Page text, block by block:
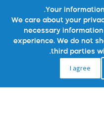
View All
تواصل معنا
تواصل معنا
الأسئلة الشائعة
Your
We care about your
necessary
experience. We do not
third parties
I agree